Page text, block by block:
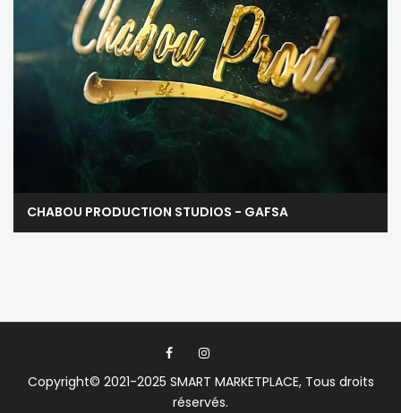
CHABOU PRODUCTION STUDIOS - GAFSA
Copyright© 2021-2025 SMART MARKETPLACE, Tous droits
réservés.